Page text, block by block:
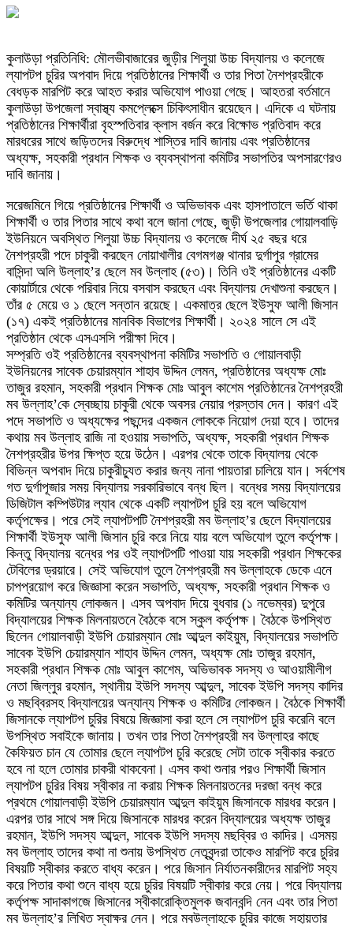
কুলাউড়া প্রতিনিধি: মৌলভীবাজারের জুড়ীর শিলুয়া উচ্চ বিদ্যালয় ও কলেজে
ল্যাপটপ চুরির অপবাদ দিয়ে প্রতিষ্ঠানের শিক্ষার্থী ও তার পিতা নৈশপ্রহরীকে
বেধড়ক মারপিট করে আহত করার অভিযোগ পাওয়া গেছে। আহতরা বর্তমানে
কুলাউড়া উপজেলা স্বাস্থ্য কমপ্লেক্সে চিকিৎসাধীন রয়েছেন। এদিকে এ ঘটনায়
প্রতিষ্ঠানের শিক্ষার্থীরা বৃহস্পতিবার ক্লাস বর্জন করে বিক্ষোভ প্রতিবাদ করে
মারধরের সাথে জড়িতদের বিরুদ্ধে শাস্তির দাবি জানায় এবং প্রতিষ্ঠানের
অধ্যক্ষ, সহকারী প্রধান শিক্ষক ও ব্যবস্থাপনা কমিটির সভাপতির অপসারণেরও
দাবি জানায়।
সরেজমিনে গিয়ে প্রতিষ্ঠানের শিক্ষার্থী ও অভিভাবক এবং হাসপাতালে ভর্তি থাকা
শিক্ষার্থী ও তার পিতার সাথে কথা বলে জানা গেছে, জুড়ী উপজেলার গোয়ালবাড়ি
ইউনিয়নে অবস্থিত শিলুয়া উচ্চ বিদ্যালয় ও কলেজে দীর্ঘ ২৫ বছর ধরে
নৈশপ্রহরী পদে চাকুরী করছেন নোয়াখালীর বেগমগঞ্জ থানার দুর্গাপুর গ্রামের
বাসিন্দা অলি উল্লাহ’র ছেলে মব উল্লাহ (৫৩)। তিনি ওই প্রতিষ্ঠানের একটি
কোয়ার্টারে থেকে পরিবার নিয়ে বসবাস করছেন এবং বিদ্যালয় দেখাশুনা করছেন।
তাঁর ৫ মেয়ে ও ১ ছেলে সন্তান রয়েছে। একমাত্র ছেলে ইউসুফ আলী জিসান
(১৭) একই প্রতিষ্ঠানের মানবিক বিভাগের শিক্ষার্থী। ২০২৪ সালে সে এই
প্রতিষ্ঠান থেকে এসএসসি পরীক্ষা দিবে।
সম্প্রতি ওই প্রতিষ্ঠানের ব্যবস্থাপনা কমিটির সভাপতি ও গোয়ালবাড়ী
ইউনিয়নের সাবেক চেয়ারম্যান শাহাব উদ্দিন লেমন, প্রতিষ্ঠানের অধ্যক্ষ মোঃ
তাজুর রহমান, সহকারী প্রধান শিক্ষক মোঃ আবুল কাশেম প্রতিষ্ঠানের নৈশপ্রহরী
মব উল্লাহ’কে স্বেচ্ছায় চাকুরী থেকে অবসর নেয়ার প্রস্তাব দেন। কারণ এই
পদে সভাপতি ও অধ্যক্ষের পছন্দের একজন লোককে নিয়োগ দেয়া হবে। তাদের
কথায় মব উল্লাহ রাজি না হওয়ায় সভাপতি, অধ্যক্ষ, সহকারী প্রধান শিক্ষক
নৈশপ্রহরীর উপর ক্ষিপ্ত হয়ে উঠেন। এরপর থেকে তাকে বিদ্যালয় থেকে
বিভিন্ন অপবাদ দিয়ে চাকুরীচ্যুত করার জন্য নানা পায়তারা চালিয়ে যান। সর্বশেষ
গত দুর্গাপূজার সময় বিদ্যালয় সরকারিভাবে বন্ধ ছিল। বন্ধের সময় বিদ্যালয়ের
ডিজিটাল কম্পিউটার ল্যাব থেকে একটি ল্যাপটপ চুরি হয় বলে অভিযোগ
কর্তৃপক্ষের। পরে সেই ল্যাপটপটি নৈশপ্রহরী মব উল্লাহ’র ছেলে বিদ্যালয়ের
শিক্ষার্থী ইউসুফ আলী জিসান চুরি করে নিয়ে যায় বলে অভিযোগ তুলে কর্তৃপক্ষ।
কিন্তু বিদ্যালয় বন্ধের পর ওই ল্যাপটপটি পাওয়া যায় সহকারী প্রধান শিক্ষকের
টেবিলের ড্রয়ারে। সেই অভিযোগ তুলে নৈশপ্রহরী মব উল্লাহকে ডেকে এনে
চাপপ্রয়োগ করে জিজ্ঞাসা করেন সভাপতি, অধ্যক্ষ, সহকারী প্রধান শিক্ষক ও
কমিটির অন্যান্য লোকজন। এসব অপবাদ দিয়ে বুধবার (১ নভেম্বর) দুপুরে
বিদ্যালয়ের শিক্ষক মিলনায়তনে বৈঠকে বসে স্কুল কর্তৃপক্ষ। বৈঠকে উপস্থিত
ছিলেন গোয়ালবাড়ী ইউপি চেয়ারম্যান মোঃ আব্দুল কাইয়ুম, বিদ্যালয়ের সভাপতি
সাবেক ইউপি চেয়ারম্যান শাহাব উদ্দিন লেমন, অধ্যক্ষ মোঃ তাজুর রহমান,
সহকারী প্রধান শিক্ষক মোঃ আবুল কাশেম, অভিভাবক সদস্য ও আওয়ামীলীগ
নেতা জিল্লুর রহমান, স্থানীয় ইউপি সদস্য আব্দুল, সাবেক ইউপি সদস্য কাদির
ও মছব্বিরসহ বিদ্যালয়ের অন্যান্য শিক্ষক ও কমিটির লোকজন। বৈঠকে শিক্ষার্থী
জিসানকে ল্যাপটপ চুরির বিষয়ে জিজ্ঞাসা করা হলে সে ল্যাপটপ চুরি করেনি বলে
উপস্থিত সবাইকে জানায়। তখন তার পিতা নৈশপ্রহরী মব উল্লাহর কাছে
কৈফিয়ত চান যে তোমার ছেলে ল্যাপটপ চুরি করেছে সেটা তাকে স্বীকার করতে
হবে না হলে তোমার চাকরী থাকবেনা। এসব কথা শুনার পরও শিক্ষার্থী জিসান
ল্যাপটপ চুরির বিষয় স্বীকার না করায় শিক্ষক মিলনায়তনের দরজা বন্ধ করে
প্রথমে গোয়ালবাড়ী ইউপি চেয়ারম্যান আব্দুল কাইয়ুম জিসানকে মারধর করেন।
এরপর তার সাথে সঙ্গ দিয়ে জিসানকে মারধর করেন বিদ্যালয়ের অধ্যক্ষ তাজুর
রহমান, ইউপি সদস্য আব্দুল, সাবেক ইউপি সদস্য মছব্বির ও কাদির। এসময়
মব উল্লাহ তাদের কথা না শুনায় উপস্থিত নেতৃবৃন্দরা তাকেও মারপিট করে চুরির
বিষয়টি স্বীকার করতে বাধ্য করেন। পরে জিসান নির্যাতনকারীদের মারপিট সহ্য
করে পিতার কথা শুনে বাধ্য হয়ে চুরির বিষয়টি স্বীকার করে নেয়। পরে বিদ্যালয়
কর্তৃপক্ষ সাদাকাগজে জিসানের স্বীকারোক্তিমুলক জবানবন্দি নেন এবং তার পিতা
মব উল্লাহ’র লিখিত স্বাক্ষর নেন। পরে মবউল্লাহকে চুরির কাজে সহায়তার